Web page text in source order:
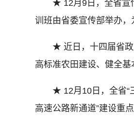
★ 12月9日，全省宣传
训班由省委宣传部举办，
★ 近日，十四届省政府
高标准农田建设、健全基
★ 12月10日，全省“三
高速公路新通道”建设重